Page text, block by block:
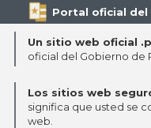
Portal oficial del
Un sitio web oficial
oficial del Gobierno de
Los sitios web
significa que usted se
web.